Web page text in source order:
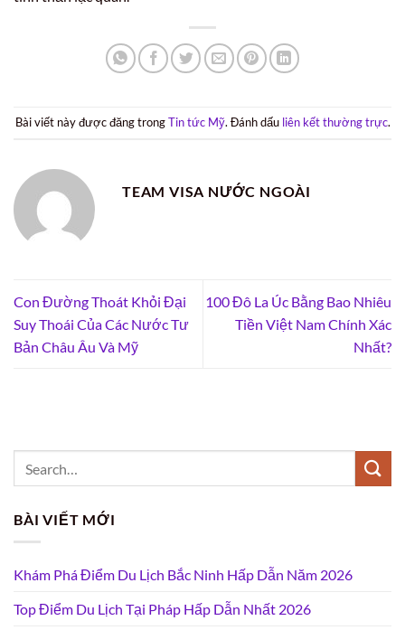
Bài viết này được đăng trongTin tức Mỹ. Đánh dấu liên kết thường trực.
TEAM VISA NƯỚC NGOÀI
Con Đường Thoát Khỏi Đại
Suy Thoái Của Các Nước Tư
Bản Châu Âu Và Mỹ
100 Đô La Úc Bằng Bao Nhiêu
Tiền Việt Nam Chính Xác
Nhất?
BÀI VIẾT MỚI
Khám Phá Điểm Du Lịch Bắc Ninh Hấp Dẫn Năm 2026
Top Điểm Du Lịch Tại Pháp Hấp Dẫn Nhất 2026